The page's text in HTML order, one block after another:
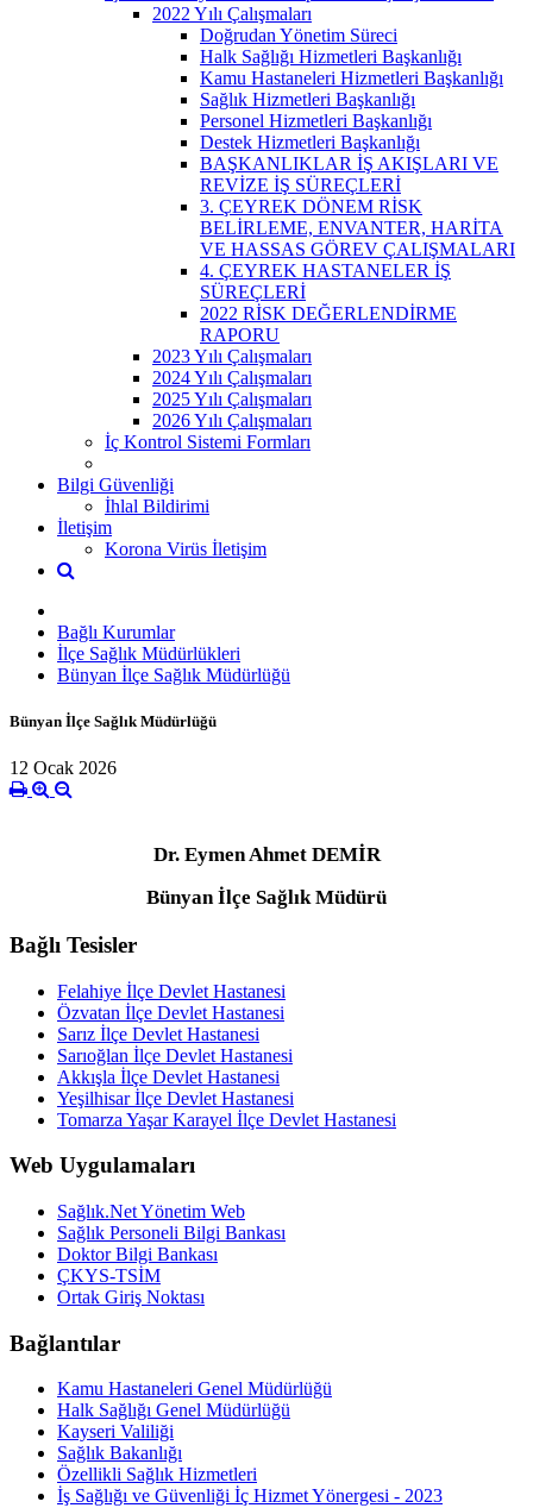
2022 Yılı Çalışmaları
Doğrudan Yönetim Süreci
Halk Sağlığı Hizmetleri Başkanlığı
Kamu Hastaneleri Hizmetleri Başkanlığı
Sağlık Hizmetleri Başkanlığı
Personel Hizmetleri Başkanlığı
Destek Hizmetleri Başkanlığı
BAŞKANLIKLAR İŞ AKIŞLARI VE
REVİZE İŞ SÜREÇLERİ
3. ÇEYREK DÖNEM RİSK
BELİRLEME, ENVANTER, HARİTA
VE HASSAS GÖREV ÇALIŞMALARI
4. ÇEYREK HASTANELER İŞ
SÜREÇLERİ
2022 RİSK DEĞERLENDİRME
RAPORU
2023 Yılı Çalışmaları
2024 Yılı Çalışmaları
2025 Yılı Çalışmaları
2026 Yılı Çalışmaları
İç Kontrol Sistemi Formları
Bilgi Güvenliği
İhlal Bildirimi
İletişim
Korona Virüs İletişim
Bağlı Kurumlar
İlçe Sağlık Müdürlükleri
Bünyan İlçe Sağlık Müdürlüğü
Bünyan İlçe Sağlık Müdürlüğü
12 Ocak 2026
Dr. Eymen Ahmet DEMİR
Bünyan İlçe Sağlık Müdürü
Bağlı Tesisler
Felahiye İlçe Devlet Hastanesi
Özvatan İlçe Devlet Hastanesi
Sarız İlçe Devlet Hastanesi
Sarıoğlan İlçe Devlet Hastanesi
Akkışla İlçe Devlet Hastanesi
Yeşilhisar İlçe Devlet Hastanesi
Tomarza Yaşar Karayel İlçe Devlet Hastanesi
Web Uygulamaları
Sağlık.Net Yönetim Web
Sağlık Personeli Bilgi Bankası
Doktor Bilgi Bankası
ÇKYS-TSİM
Ortak Giriş Noktası
Bağlantılar
Kamu Hastaneleri Genel Müdürlüğü
Halk Sağlığı Genel Müdürlüğü
Kayseri Valiliği
Sağlık Bakanlığı
Özellikli Sağlık Hizmetleri
İş Sağlığı ve Güvenliği İç Hizmet Yönergesi - 2023